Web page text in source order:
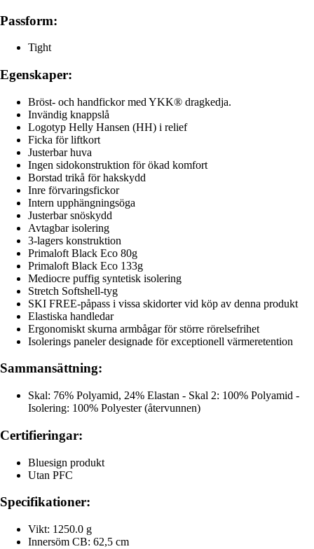
Passform:
Tight
Egenskaper:
Bröst- och handfickor med YKK® dragkedja.
Invändig knappslå
Logotyp Helly Hansen (HH) i relief
Ficka för liftkort
Justerbar huva
Ingen sidokonstruktion för ökad komfort
Borstad trikå för hakskydd
Inre förvaringsfickor
Intern upphängningsöga
Justerbar snöskydd
Avtagbar isolering
3-lagers konstruktion
Primaloft Black Eco 80g
Primaloft Black Eco 133g
Mediocre puffig syntetisk isolering
Stretch Softshell-tyg
SKI FREE-påpass i vissa skidorter vid köp av denna produkt
Elastiska handledar
Ergonomiskt skurna armbågar för större rörelsefrihet
Isolerings paneler designade för exceptionell värmeretention
Sammansättning:
Skal: 76% Polyamid, 24% Elastan - Skal 2: 100% Polyamid -
Isolering: 100% Polyester (återvunnen)
Certifieringar:
Bluesign produkt
Utan PFC
Specifikationer:
Vikt: 1250.0 g
Innersöm CB: 62,5 cm